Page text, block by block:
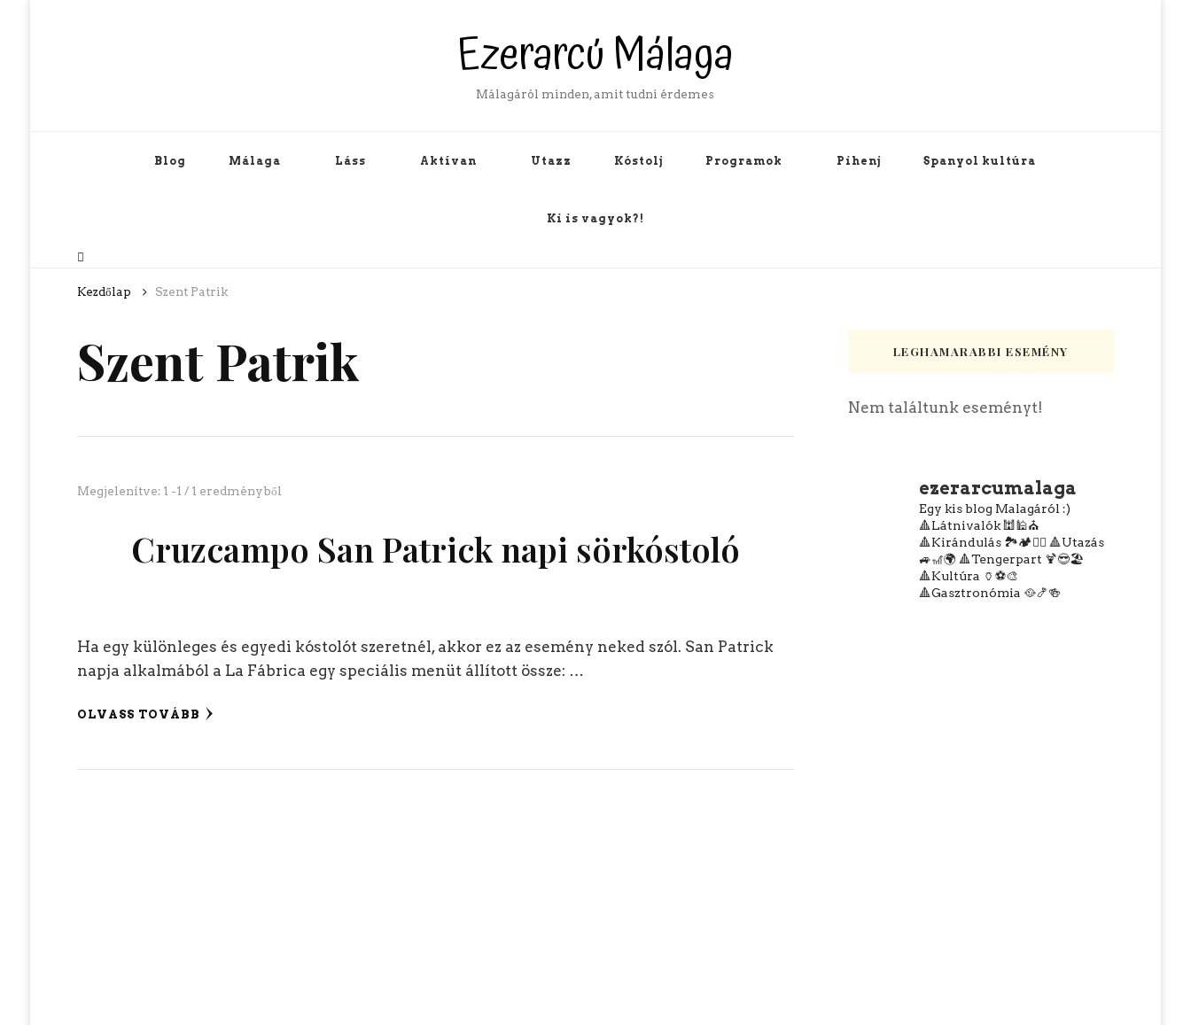
Ezerarcú Málaga
Málagáról minden, amit tudni érdemes
Blog Málaga Láss Aktívan Utazz Kóstolj Programok Pihenj Spanyol kultúra
Ki is vagyok?!
Kezdőlap Szent Patrik
Szent Patrik
Megjelenítve: 1 -1 / 1 eredményből
Cruzcampo San Patrick napi sörkóstoló
Ha egy különleges és egyedi kóstolót szeretnél, akkor ez az esemény neked szól. San Patrick
napja alkalmából a La Fábrica egy speciális menüt állított össze: …
OLVASS TOVÁBB
LEGHAMARABBI ESEMÉNY
Nem találtunk eseményt!
ezerarcumalaga
Egy kis blog Malagáról :)
🔺Látnivalók 🕍🕌⛪
🔺Kirándulás 🏞️🏕️🧗‍♀️ 🔺Utazás
🚙🎢🌍 🔺Tengerpart 🍹😎🏖️
🔺Kultúra 🏺⚽🎨
🔺Gasztronómia 🥘🍤🍻